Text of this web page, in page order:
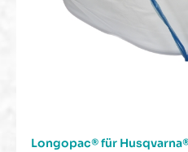
Longopac® für